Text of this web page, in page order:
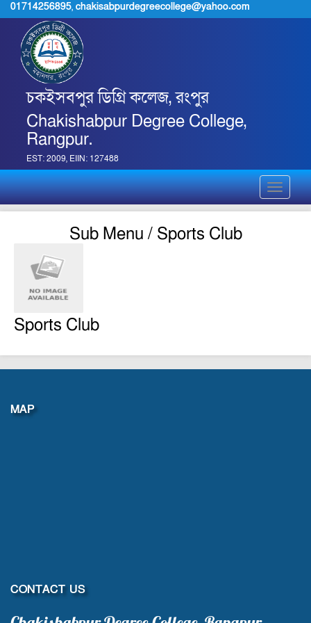
01714256895, chakisabpurdegreecollege@yahoo.com
চকইসবপুর ডিগ্রি কলেজ, রংপুর
Chakishabpur Degree College,
Rangpur.
EST: 2009, EIIN: 127488
Toggle
Sub Menu / Sports Club
Sports Club
MAP
CONTACT US